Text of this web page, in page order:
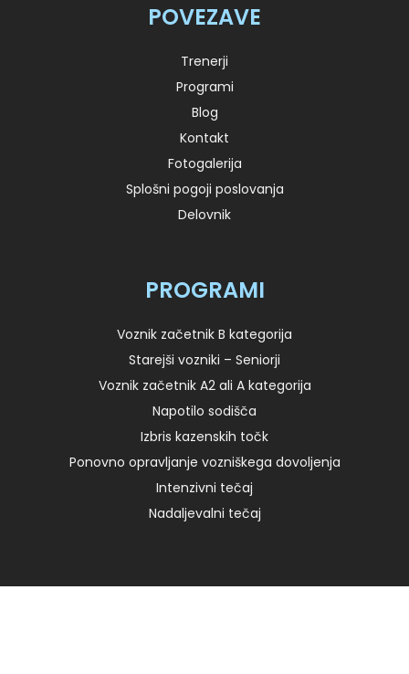
POVEZAVE
Trenerji
Programi
Blog
Kontakt
Fotogalerija
Splošni pogoji poslovanja
Delovnik
PROGRAMI
Voznik začetnik B kategorija
Starejši vozniki – Seniorji
Voznik začetnik A2 ali A kategorija
Napotilo sodišča
Izbris kazenskih točk
Ponovno opravljanje vozniškega dovoljenja
Intenzivni tečaj
Nadaljevalni tečaj